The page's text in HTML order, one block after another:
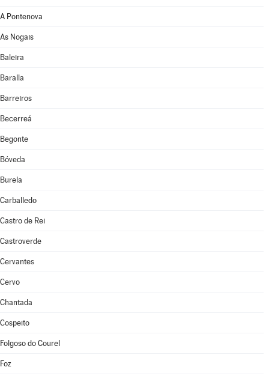
A Pontenova
As Nogais
Baleira
Baralla
Barreiros
Becerreá
Begonte
Bóveda
Burela
Carballedo
Castro de Rei
Castroverde
Cervantes
Cervo
Chantada
Cospeito
Folgoso do Courel
Foz